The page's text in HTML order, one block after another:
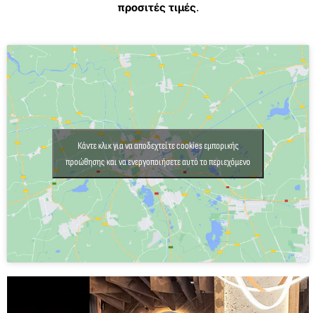
προσιτές τιμές.
Κάντε κλικ για να αποδεχτείτε cookies εμπορικής
προώθησης και να ενεργοποιήσετε αυτό το περιεχόμενο